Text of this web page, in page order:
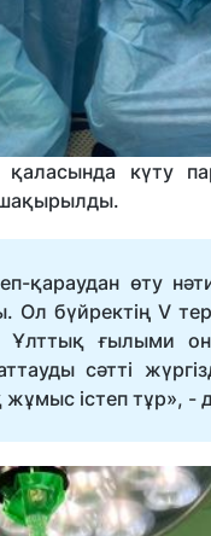
күту
шақырылды.
қараудан өту
Ол бүйректің V
ғылыми
сәтті
істеп тұр», -